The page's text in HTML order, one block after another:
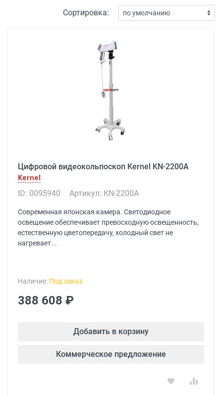
Сортировка:
Цифровой видеокольпоскоп Kernel KN-2200A
Kernel
ID: 0095940 Артикул: KN-2200A
Современная японская камера. Светодиодное
освещение обеспечивает превосходную освещенность,
естественную цветопередачу, холодный свет не
нагревает...
Наличие: Под заказ
388 608 ₽
Добавить в корзину
Коммерческое предложение